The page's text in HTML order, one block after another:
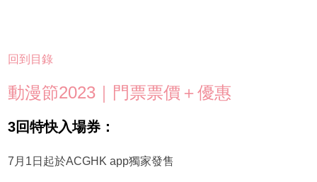
回到目錄
動漫節2023｜門票票價＋優惠
3回特快入場券：
7月1日起於ACGHK app獨家發售